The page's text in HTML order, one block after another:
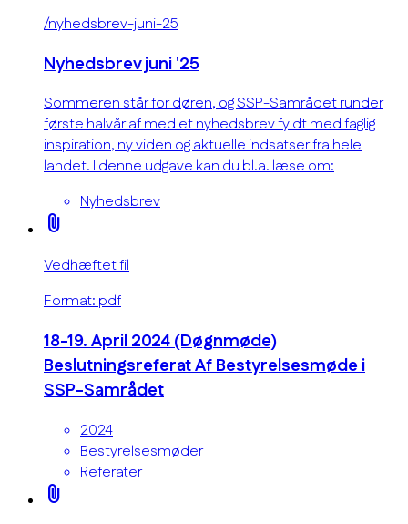
/nyhedsbrev-juni-25
Nyhedsbrev juni '25
Sommeren står for døren, og SSP-Samrådet runder
første halvår af med et nyhedsbrev fyldt med faglig
inspiration, ny viden og aktuelle indsatser fra hele
landet. I denne udgave kan du bl.a. læse om:
Nyhedsbrev
attach_file
Vedhæftet fil
Format: pdf
18-19. April 2024 (Døgnmøde)
Beslutningsreferat Af Bestyrelsesmøde i
SSP-Samrådet
2024
Bestyrelsesmøder
Referater
attach_file